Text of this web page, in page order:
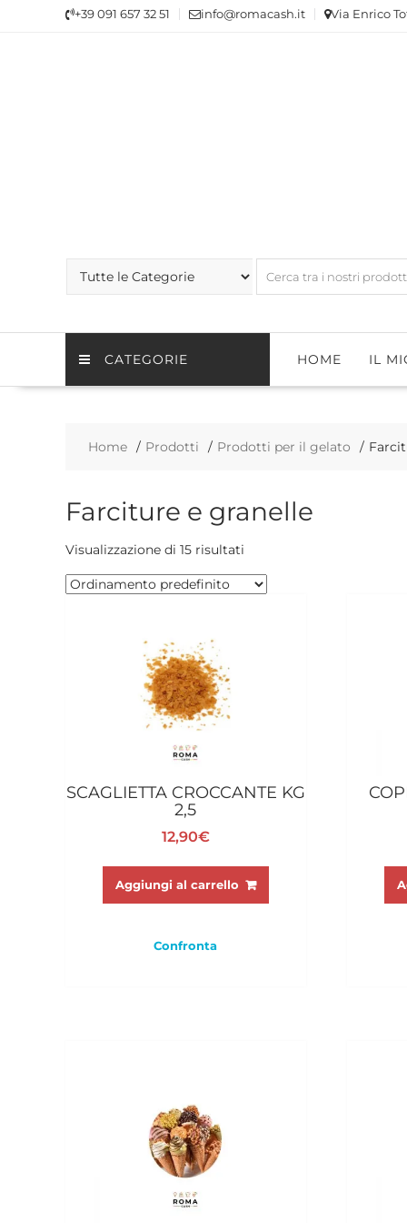
+39 091 657 32 51 info@romacash.it Via Enrico
CATEGORIE HOME IL
Home Prodotti Prodotti per il gelato
Farciture e granelle
Visualizzazione di 15 risultati
SCAGLIETTA CROCCANTE KG
2,5
12,90€
Aggiungi al carrello
Confronta